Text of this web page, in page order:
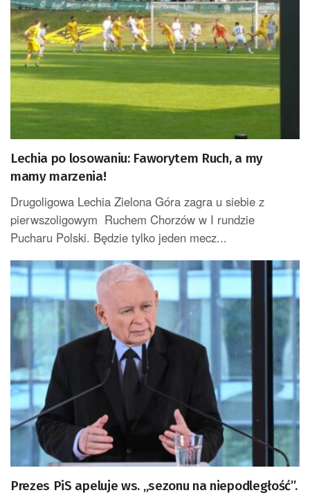
Lechia po losowaniu: Faworytem Ruch, a my
mamy marzenia!
Drugoligowa Lechia Zielona Góra zagra u siebie z
pierwszoligowym Ruchem Chorzów w I rundzie
Pucharu Polski. Będzie tylko jeden mecz...
Prezes PiS apeluje ws. „sezonu na niepodległość”.